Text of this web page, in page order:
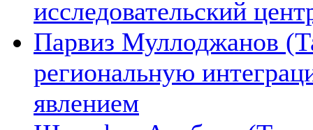
исследовательский
Парвиз Муллоджанов
региональную
явлением